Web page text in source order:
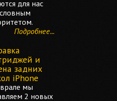
для нас
Подробнее...
и
задних
iPhone
мы
2 новых